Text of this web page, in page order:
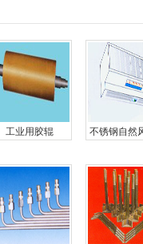
工业用胶辊
不锈钢自然